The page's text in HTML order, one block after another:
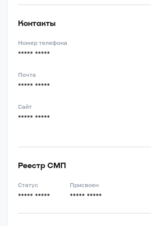
Контакты
Номер телефона
***** *****
Почта
***** *****
Сайт
***** *****
Реестр СМП
Статус
***** *****
Присвоен
***** *****